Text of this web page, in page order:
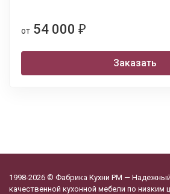
от 54 000 ₽
Заказать
1998-2026 © Фабрика Кухни РМ —
качественной кухонной мебели по низким